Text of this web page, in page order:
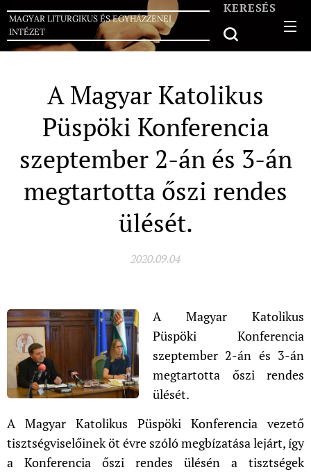
MAGYAR LITURGIKUS ÉS EGYHÁZZENEI
INTÉZET
KERESÉS
A Magyar Katolikus
Püspöki Konferencia
szeptember 2-án és 3-án
megtartotta őszi rendes
ülését.
2020.09.04
A Magyar Katolikus
Püspöki Konferencia
szeptember 2-án és 3-án
megtartotta őszi rendes
ülését.
A Magyar Katolikus Püspöki Konferencia vezető
tisztségviselőinek öt évre szóló megbízatása lejárt, így
a Konferencia őszi rendes ülésén a tisztségek